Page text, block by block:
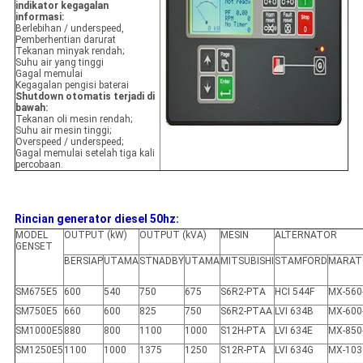
indikator kegagalan
informasi:
Berlebihan / underspeed,
Pemberhentian darurat
Tekanan minyak rendah;
Suhu air yang tinggi
Gagal memulai
Kegagalan pengisi baterai
Shutdown otomatis terjadi di
bawah:
Tekanan oli mesin rendah;
Suhu air mesin tinggi;
Overspeed / underspeed;
Gagal memulai setelah tiga kali
percobaan.
Rincian generator diesel 50hz:
MODEL
GENSET
OUTPUT (kW) OUTPUT (kVA) MESIN ALTERNATOR
BERSIAPUTAMASTNADBYUTAMA MITSUBISHI STAMFORD
SM675E5 600 540 750 675 S6R2-PTA HCI 544F
MX-
SM750E5
660 600 825 750 S6R2-PTAA LVI 634B
MX-
SM1000E5 880 800 1100 1000 S12H-PTA LVI 634E
MX-
SM1250E5 1100 1000 1375 1250 S12R-PTA LVI 634G
MX-